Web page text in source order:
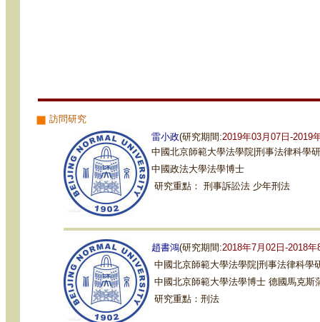
訪問研究
雷小政(研究期間:2019年03月07日-2019
中國北京師範大學法學院 |刑事法律科學
中國政法大學法學博士
研究重點： 刑事訴訟法 少年刑法
趙書鴻(研究期間:2018年7月02日-2018年
中國北京師範大學法學院 |刑事法律科學
中國北京師範大學法學博士 德國馬克
研究重點：刑法